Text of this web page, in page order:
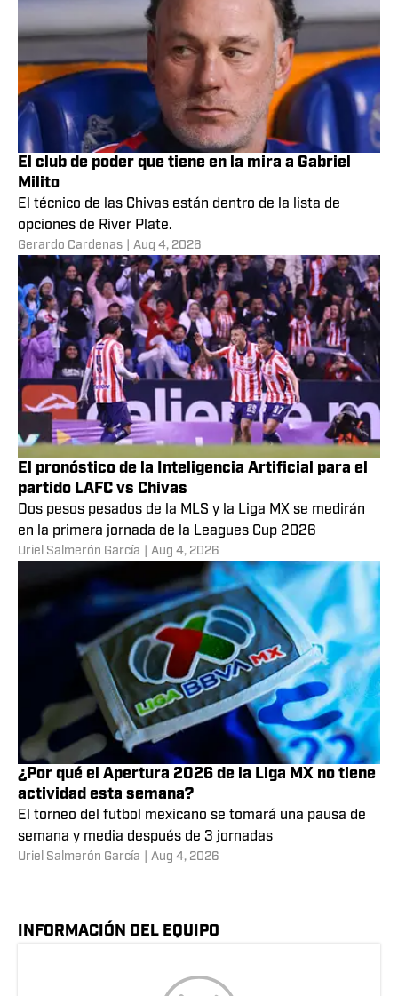
El club de poder que tiene en la mira a Gabriel
Milito
El técnico de las Chivas están dentro de la lista de
opciones de River Plate.
Gerardo Cardenas Aug 4, 2026
El pronóstico de la Inteligencia Artificial para el
partido LAFC vs Chivas
Dos pesos pesados de la MLS y la Liga MX se medirán
en la primera jornada de la Leagues Cup 2026
Uriel Salmerón García Aug 4, 2026
¿Por qué el Apertura 2026 de la Liga MX no tiene
actividad esta semana?
El torneo del futbol mexicano se tomará una pausa de
semana y media después de 3 jornadas
Uriel Salmerón García Aug 4, 2026
INFORMACIÓN DEL EQUIPO